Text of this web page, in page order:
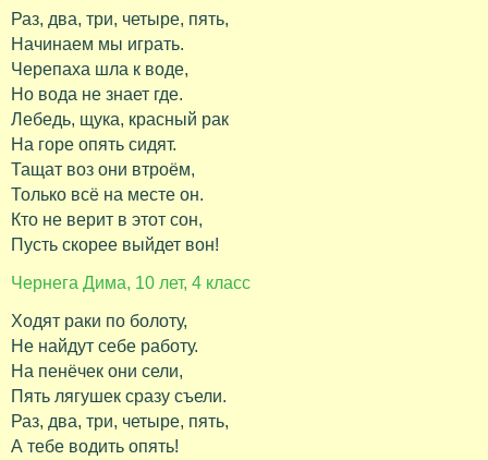
Раз, два, три, четыре, пять,
Начинаем мы играть.
Черепаха шла к воде,
Но вода не знает где.
Лебедь, щука, красный рак
На горе опять сидят.
Тащат воз они втроём,
Только всё на месте он.
Кто не верит в этот сон,
Пусть скорее выйдет вон!
Чернега Дима, 10 лет, 4 класс
Ходят раки по болоту,
Не найдут себе работу.
На пенёчек они сели,
Пять лягушек сразу съели.
Раз, два, три, четыре, пять,
А тебе водить опять!